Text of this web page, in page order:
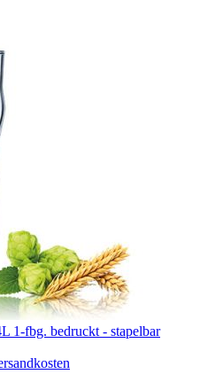
1-fbg. bedruckt - stapelbar